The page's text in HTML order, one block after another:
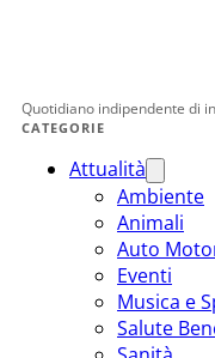
Quotidiano indipendente di
CATEGORIE
Attualità
Ambiente
Animali
Auto
Eventi
Musica e
Salute